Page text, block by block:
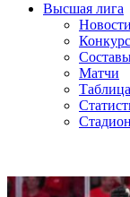
Высшая лига
Новости
Матчи
Таблица